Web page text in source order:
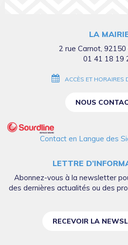
Facebook
Twitter
LA
2 rue Carnot, 92150
01 41 18 19
ACCÈS ET HORAIRES
NOUS
Contact en Langue des
LETTRE
Abonnez-vous à la newsletter
des dernières actualités ou des
RECEVOIR LA